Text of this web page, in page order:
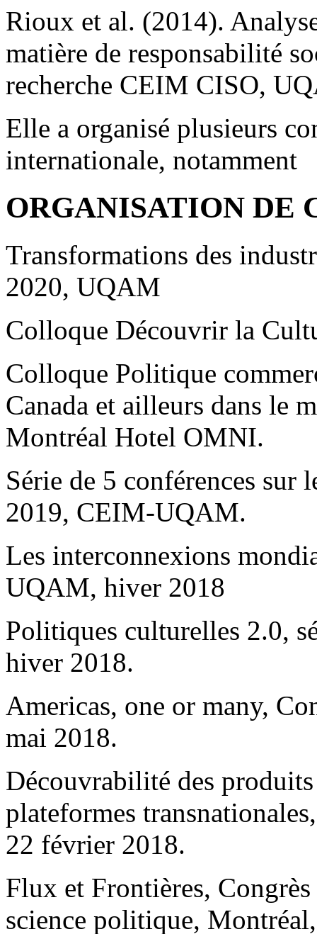
Rioux et al. (2014).
matière de responsabilité
recherche CEIM CISO,
Elle a organisé plusieurs
internationale, notamment
ORGANISATION DE
Transformations des
2020, UQAM
Colloque Découvrir la
Colloque Politique
Canada et ailleurs dans le
Montréal Hotel OMNI.
Série de 5 conférences sur
2019, CEIM-UQAM.
Les interconnexions
UQAM, hiver 2018
Politiques culturelles 2.0,
hiver 2018.
Americas, one or many,
mai 2018.
Découvrabilité des
plateformes
22 février 2018.
Flux et Frontières,
science politique,